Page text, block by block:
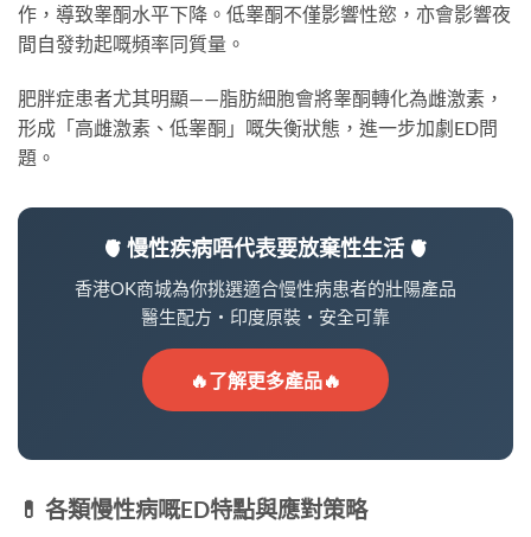
作，導致睾酮水平下降。低睾酮不僅影響性慾，亦會影響夜
間自發勃起嘅頻率同質量。
肥胖症患者尤其明顯——脂肪細胞會將睾酮轉化為雌激素，
形成「高雌激素、低睾酮」嘅失衡狀態，進一步加劇ED問
題。
🫀 慢性疾病唔代表要放棄性生活 🫀
香港OK商城為你挑選適合慢性病患者的壯陽產品
醫生配方・印度原裝・安全可靠
🔥了解更多產品🔥
💊 各類慢性病嘅ED特點與應對策略